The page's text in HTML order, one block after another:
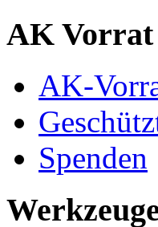
AK Vorrat
AK-
Spenden